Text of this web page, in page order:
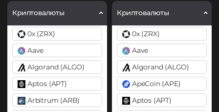
Криптовалюты
0x (ZRX)
Aave
Algorand (ALGO)
Aptos (APT)
Arbitrum (ARB)
Криптовалюты
0x (ZRX)
Aave
Algorand (ALGO)
ApeCoin (APE)
Aptos (APT)